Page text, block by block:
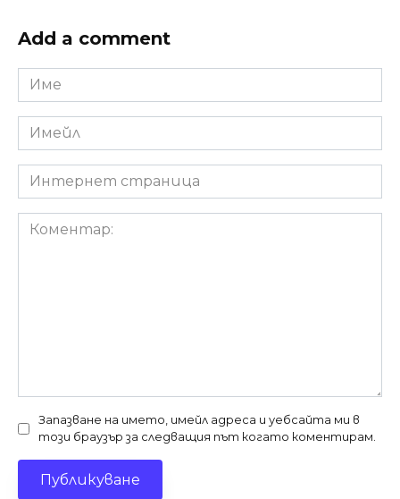
Add a comment
Име
*
Имейл
*
Интернет
страница
Коментар:
Запазване на името, имейл адреса и уебсайта ми в
този браузър за следващия път когато коментирам.